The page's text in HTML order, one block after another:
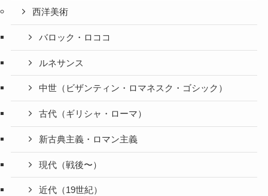
西洋美術
バロック・ロココ
ルネサンス
中世（ビザンティン・ロマネスク・ゴシック）
古代（ギリシャ・ローマ）
新古典主義・ロマン主義
現代（戦後〜）
近代（19世紀）